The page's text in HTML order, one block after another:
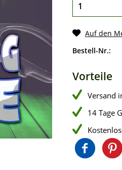
Auf den
Bestell-Nr.:
Vorteile
Versand
14 Tage